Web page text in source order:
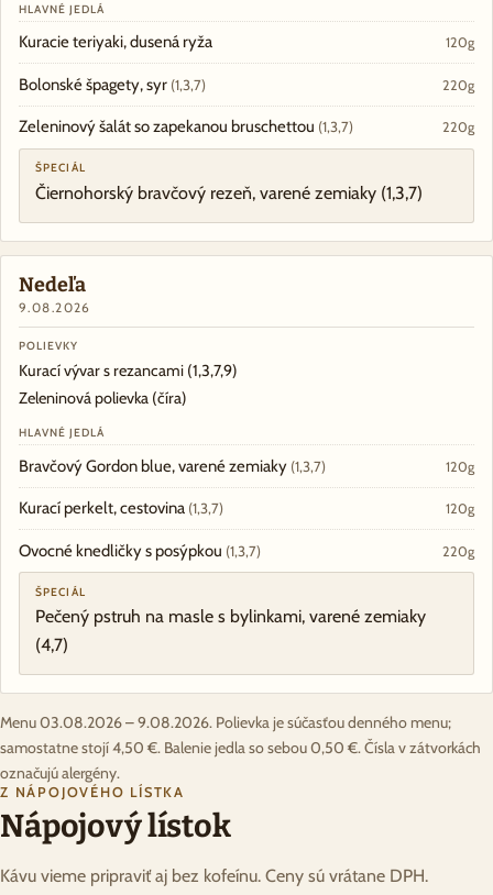
HLAVNÉ JEDLÁ
Kuracie teriyaki, dusená ryža 120g
Bolonské špagety, syr (1,3,7) 220g
Zeleninový šalát so zapekanou bruschettou (1,3,7) 220g
ŠPECIÁL
Čiernohorský bravčový rezeň, varené zemiaky (1,3,7)
Nedeľa
9.08.2026
POLIEVKY
Kurací vývar s rezancami (1,3,7,9)
Zeleninová polievka (číra)
HLAVNÉ JEDLÁ
Bravčový Gordon blue, varené zemiaky (1,3,7) 120g
Kurací perkelt, cestovina (1,3,7) 120g
Ovocné knedličky s posýpkou (1,3,7) 220g
ŠPECIÁL
Pečený pstruh na masle s bylinkami, varené zemiaky
(4,7)
Menu 03.08.2026 – 9.08.2026. Polievka je súčasťou denného menu;
samostatne stojí 4,50 €. Balenie jedla so sebou 0,50 €. Čísla v zátvorkách
označujú alergény.
Z NÁPOJOVÉHO LÍSTKA
Nápojový lístok
Kávu vieme pripraviť aj bez kofeínu. Ceny sú vrátane DPH.